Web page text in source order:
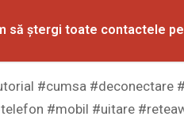
să ștergi toate contactele
#cumsa #deconectare
#mobil #uitare